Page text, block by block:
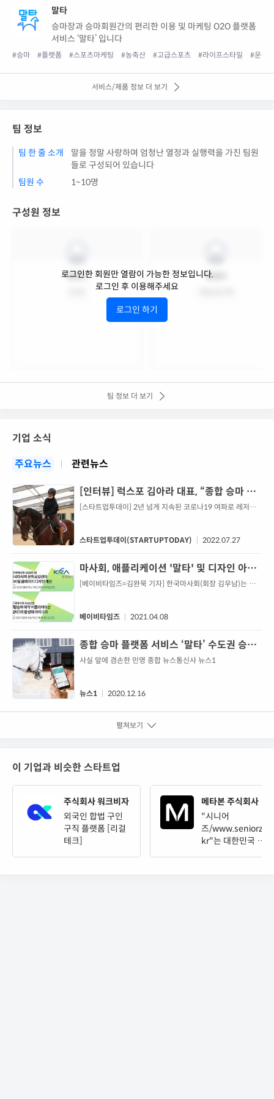
말타
승마장과 승마회원간의 편리한 이용 및 마케팅 O2O 플랫폼
서비스 ‘말타’ 입니다
#승마 #플랫폼 #스포츠마케팅 #농축산 #고급스포츠 #라이프스타일 #운동
서비스/제품 정보 더 보기
팀 정보
팀 한 줄 소개
말을 정말 사랑하며 엄청난 열정과 실행력을 가진 팀원
들로 구성되어 있습니다
팀원 수
1~10명
구성원 정보
팀원1 팀원2
로그인한 회원만 열람이 가능한 정보입니다.
로그인 후 이용해주세요
로그인 하기
팀 정보 더 보기
기업 소식
주요뉴스
관련뉴스
[인터뷰] 럭스포 김아라 대표, “종합 승마 플
랫폼 ‘말타’로 승마산업 문제 실질적 해결”
[스타트업투데이] 2년 넘게 지속된 코로나19 여파로 레저스
한 니즈가 증가했다. 이에 과거 진입 장벽이 높고 특정 세대를
이 급증했다. 한국레저산업연구소에 의하면 국내 골프 인구는
2019년 470만 명에서 지난해 564만 명으로 20% 늘어났다.
럭스포(LUXSPO) 김아라...
스타트업투데이(STARTUPTODAY) 2022.07.27
마사회, 애플리케이션 '말타' 및 디자인 아이
디어 공모 진행
[베이비타임즈=김완묵 기자] 한국마사회(회장 김우남)는 오
일 밝혔다.특허청이 주최하는 이번 공모전은 21개 공공기관
국마사회는 서비스 개선 및 디자인 관련 두 가지 공모 과제에
참여한다.첫 번째 과제는 생활 승마 예약 애플리케이션 &#39;
말타&#39; 활성화다. 승마...
베이비타임즈 2021.04.08
종합 승마 플랫폼 서비스 ‘말타’ 수도권 승마
장과 협약 체결
사실 앞에 겸손한 민영 종합 뉴스통신사 뉴스1
뉴스1 2020.12.16
펼쳐보기
이 기업과 비슷한 스타트업
주식회사 워크비자
외국인 합법 구인
구직 플랫폼 [리걸
테크]
메타본 주식회사
"시니어
즈/www.seniorz.
kr"는 대한민국 중